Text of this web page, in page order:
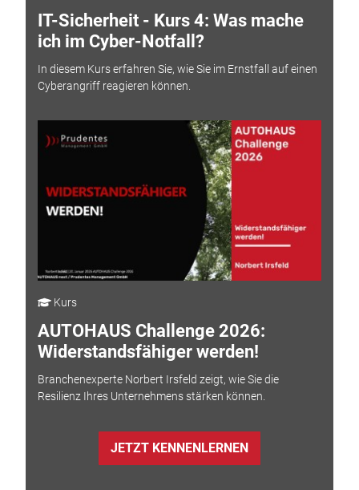
IT-Sicherheit - Kurs 4: Was mache
ich im Cyber-Notfall?
In diesem Kurs erfahren Sie, wie Sie im Ernstfall auf einen
Cyberangriff reagieren können.
Kurs
AUTOHAUS Challenge 2026:
Widerstandsfähiger werden!
Branchenexperte Norbert Irsfeld zeigt, wie Sie die
Resilienz Ihres Unternehmens stärken können.
JETZT KENNENLERNEN